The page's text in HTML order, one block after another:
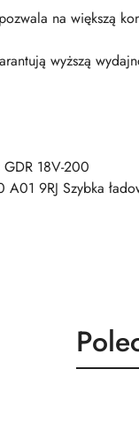
pozwala na większą
wyższą
18V-200
9RJ Szybka
o